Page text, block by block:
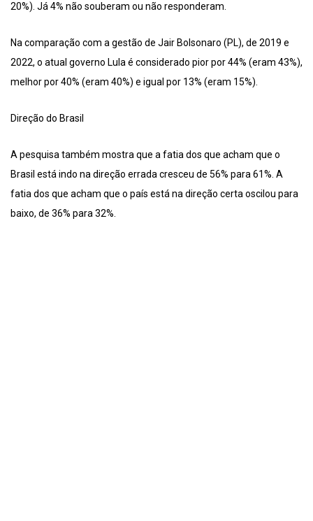
20%). Já 4% não souberam ou não responderam.
Na comparação com a gestão de Jair Bolsonaro (PL), de 2019 e
2022, o atual governo Lula é considerado pior por 44% (eram 43%),
melhor por 40% (eram 40%) e igual por 13% (eram 15%).
Direção do Brasil
A pesquisa também mostra que a fatia dos que acham que o
Brasil está indo na direção errada cresceu de 56% para 61%. A
fatia dos que acham que o país está na direção certa oscilou para
baixo, de 36% para 32%.